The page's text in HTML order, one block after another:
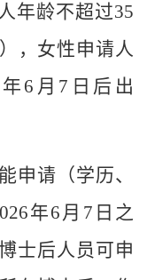
年龄不超过35
，女性申请人
6月7日后出
申请（学历、
年6月7日之
士后人员可申